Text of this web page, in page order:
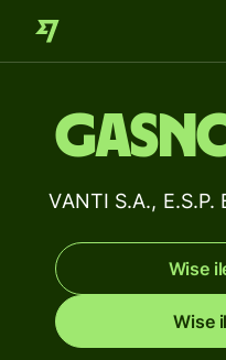
VANTI S.A.,
Wise
Wise